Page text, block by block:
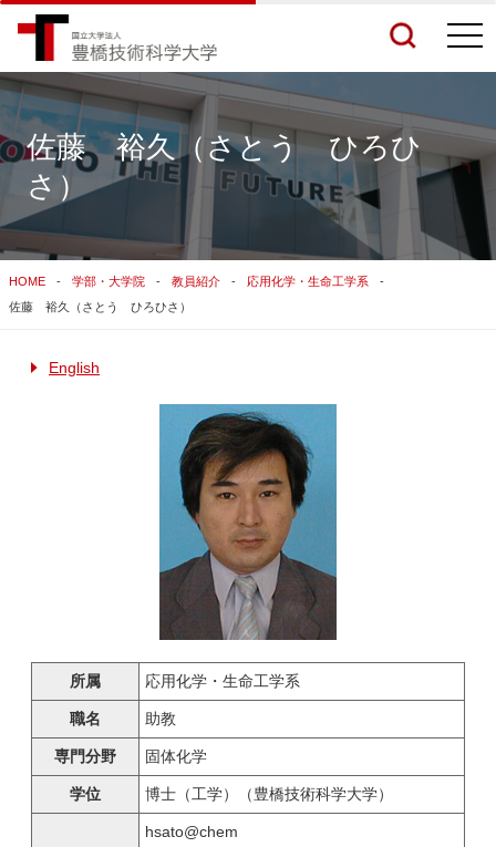
検索結果をもっと見る
関連サイトすべてを検索する
佐藤 裕久（さとう ひろひ
さ）
HOME 学部・大学院 教員紹介
応用化学・生命工学系
佐藤 裕久（さとう ひろひさ）
English
所属 応用化学・生命工学系
職名 助教
専門分野 固体化学
学位 博士（工学）（豊橋技術科学大学）
hsato@chem